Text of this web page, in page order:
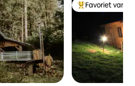
Topfavoriet van
Favoriet van